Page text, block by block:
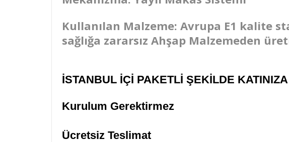
Kullanılan Malzeme: Avrupa E1 kalite
sağlığa zararsız Ahşap Malzemeden
İSTANBUL İÇİ PAKETLİ ŞEKİLDE
Kurulum Gerektirmez
Ücretsiz Teslimat